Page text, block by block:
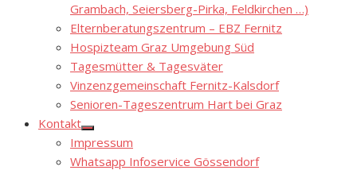
Grambach, Seiersberg-Pirka, Feldkirchen …)
Elternberatungszentrum – EBZ Fernitz
Hospizteam Graz Umgebung Süd
Tagesmütter & Tagesväter
Vinzenzgemeinschaft Fernitz-Kalsdorf
Senioren-Tageszentrum Hart bei Graz
Kontakt
Show
sub
menu
Impressum
Whatsapp Infoservice Gössendorf